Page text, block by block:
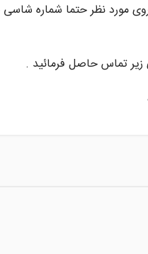
مورد نظر حتما شماره شاسی
زیر تماس حاصل فرمائید .